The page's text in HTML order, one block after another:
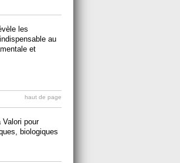
les
au
et
haut de page
pour
biologiques